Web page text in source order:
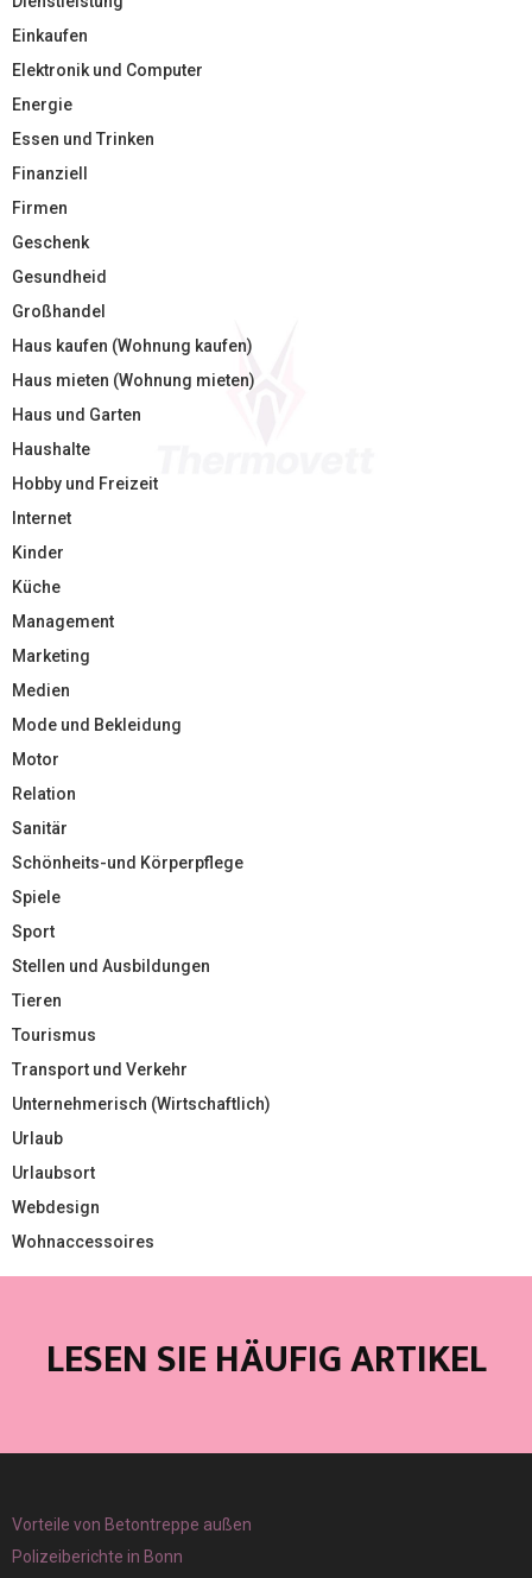
Einkaufen
Elektronik und Computer
Energie
Essen und Trinken
Finanziell
Firmen
Geschenk
Gesundheid
Großhandel
Haus kaufen (Wohnung kaufen)
Haus mieten (Wohnung mieten)
Haus und Garten
Haushalte
Hobby und Freizeit
Internet
Kinder
Küche
Management
Marketing
Medien
Mode und Bekleidung
Motor
Relation
Sanitär
Schönheits-und Körperpflege
Spiele
Sport
Stellen und Ausbildungen
Tieren
Tourismus
Transport und Verkehr
Unternehmerisch (Wirtschaftlich)
Urlaub
Urlaubsort
Webdesign
Wohnaccessoires
LESEN SIE HÄUFIG ARTIKEL
Vorteile von Betontreppe außen
Polizeiberichte in Bonn